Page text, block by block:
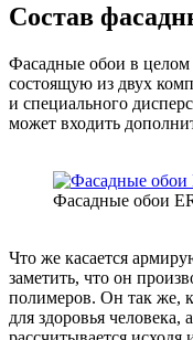
Состав
Фасадные обои в целом
состоящую из двух
и специального
может входить
Фасадные обои
Что же касается
заметить, что он
полимеров. Он так же,
для здоровья человека,